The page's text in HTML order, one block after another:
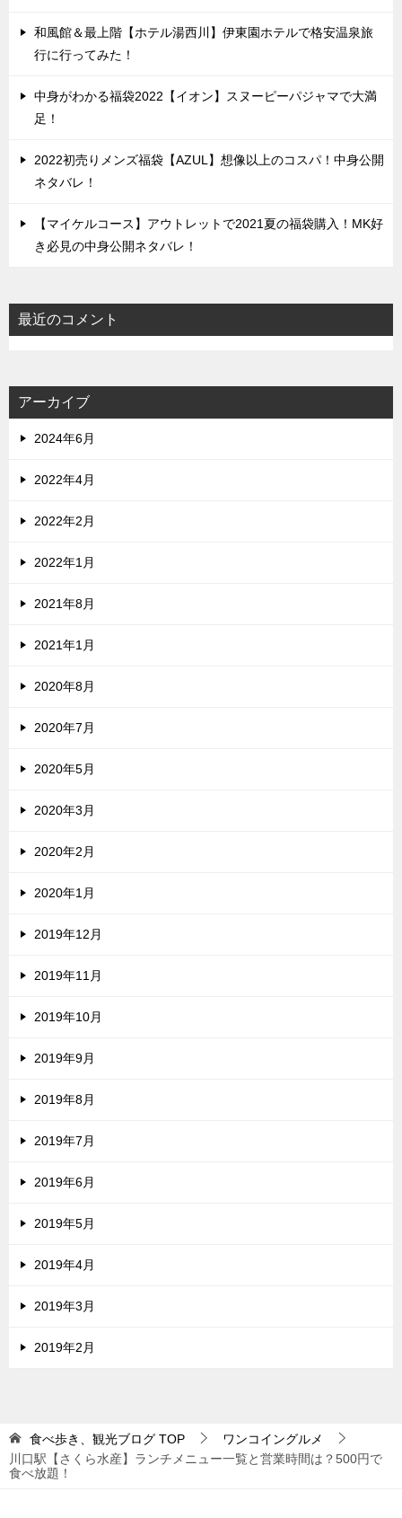
和風館＆最上階【ホテル湯西川】伊東園ホテルで格安温泉旅
行に行ってみた！
中身がわかる福袋2022【イオン】スヌーピーパジャマで大満
足！
2022初売りメンズ福袋【AZUL】想像以上のコスパ！中身公開
ネタバレ！
【マイケルコース】アウトレットで2021夏の福袋購入！MK好
き必見の中身公開ネタバレ！
最近のコメント
アーカイブ
2024年6月
2022年4月
2022年2月
2022年1月
2021年8月
2021年1月
2020年8月
2020年7月
2020年5月
2020年3月
2020年2月
2020年1月
2019年12月
2019年11月
2019年10月
2019年9月
2019年8月
2019年7月
2019年6月
2019年5月
2019年4月
2019年3月
2019年2月
食べ歩き、観光ブログ TOP
ワンコイングルメ
川口駅【さくら水産】ランチメニュー一覧と営業時間は？500円で
食べ放題！